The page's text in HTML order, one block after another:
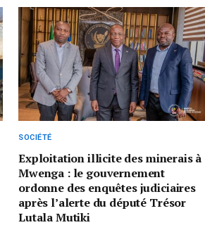
SOCIÉTÉ
Exploitation illicite des minerais à
Mwenga : le gouvernement
ordonne des enquêtes judiciaires
après l’alerte du député Trésor
Lutala Mutiki